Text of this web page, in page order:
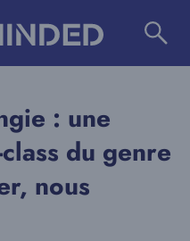
: une
du genre
nous